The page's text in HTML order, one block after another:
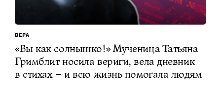
ВЕРА
«Вы как солнышко!» Мученица Татьяна
Гримблит носила вериги, вела дневник
в стихах – и всю жизнь помогала людям